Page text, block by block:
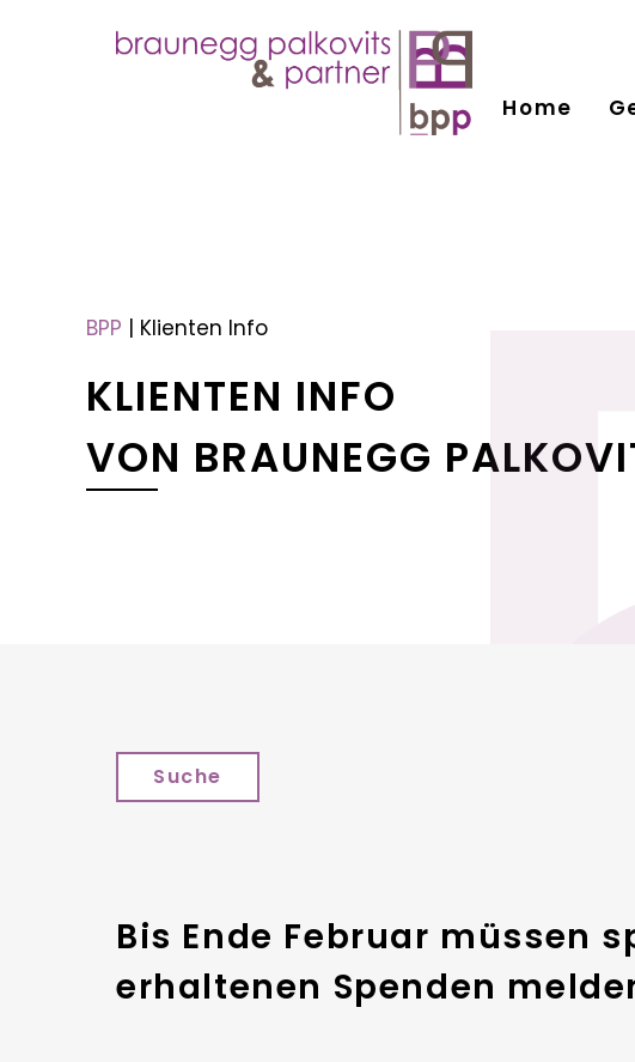
Home
BPP | Klienten Info
KLIENTEN INFO
VON BRAUNEGG
Suche
Bis Ende Februar müssen
erhaltenen Spenden